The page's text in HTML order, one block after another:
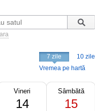
7 zile
10 zile
Vremea pe hartă
Vineri
14
Sâmbătă
15